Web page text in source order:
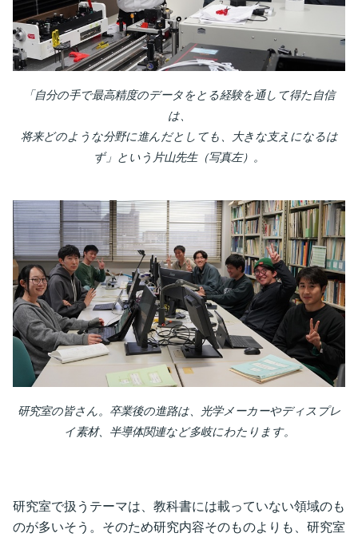
「自分の手で最高精度のデータをとる経験を通して得た自信
は、
将来どのような分野に進んだとしても、大きな支えになるは
ず」という片山先生（写真左）。
研究室の皆さん。卒業後の進路は、光学メーカーやディスプレ
イ素材、半導体関連など多岐にわたります。
研究室で扱うテーマは、教科書には載っていない領域のも
のが多いそう。そのため研究内容そのものよりも、研究室